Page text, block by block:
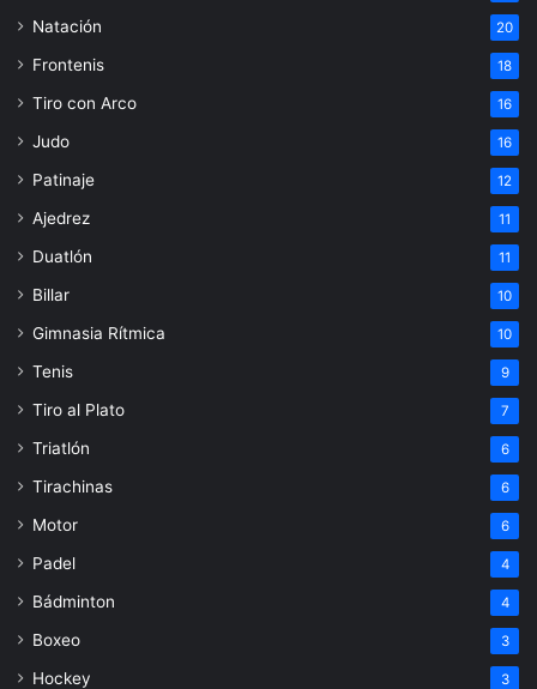
Natación 20
Frontenis 18
Tiro con Arco 16
Judo 16
Patinaje 12
Ajedrez 11
Duatlón 11
Billar 10
Gimnasia Rítmica 10
Tenis 9
Tiro al Plato 7
Triatlón 6
Tirachinas 6
Motor 6
Padel 4
Bádminton 4
Boxeo 3
Hockey 3